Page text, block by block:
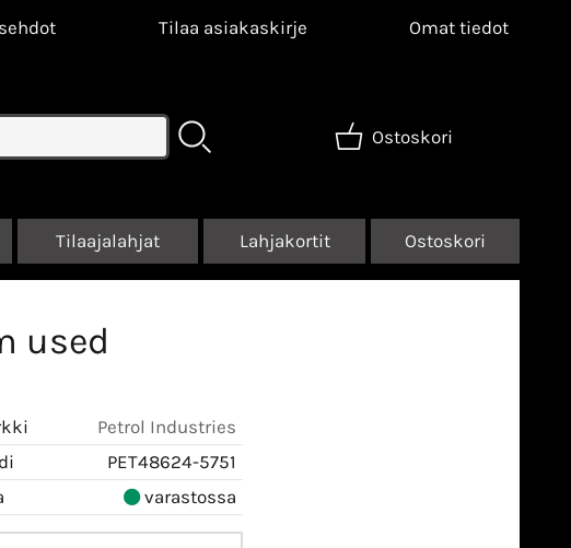
Tilaa asiakaskirje Omat tiedot
Ostoskori
Tilaajalahjat Lahjakortit Ostoskori
used
Petrol Industries
PET48624-5751
varastossa